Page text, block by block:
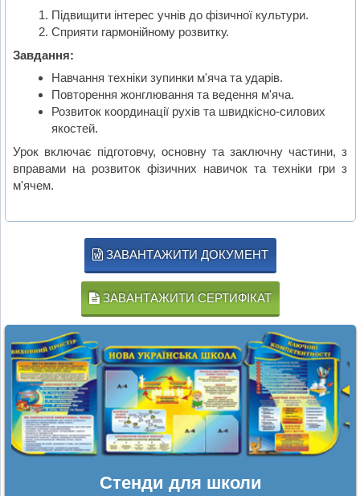
Підвищити інтерес учнів до фізичної культури.
Сприяти гармонійному розвитку.
Завдання:
Навчання техніки зупинки м'яча та ударів.
Повторення жонглювання та ведення м'яча.
Розвиток координації рухів та швидкісно-силових
якостей.
Урок включає підготовчу, основну та заключну частини, з
вправами на розвиток фізичних навичок та техніки гри з
м'ячем.
ЗАВАНТАЖИТИ ДОКУМЕНТ
ЗАВАНТАЖИТИ СЕРТИФІКАТ
Стенди для школи